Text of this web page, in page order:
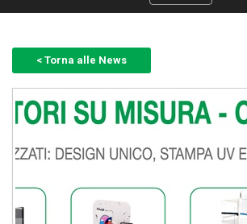
< Torna alle News